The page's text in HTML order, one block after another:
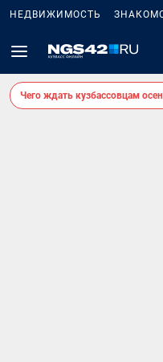
НЕДВИЖИМОСТЬ
Чего ждать кузбассовцам